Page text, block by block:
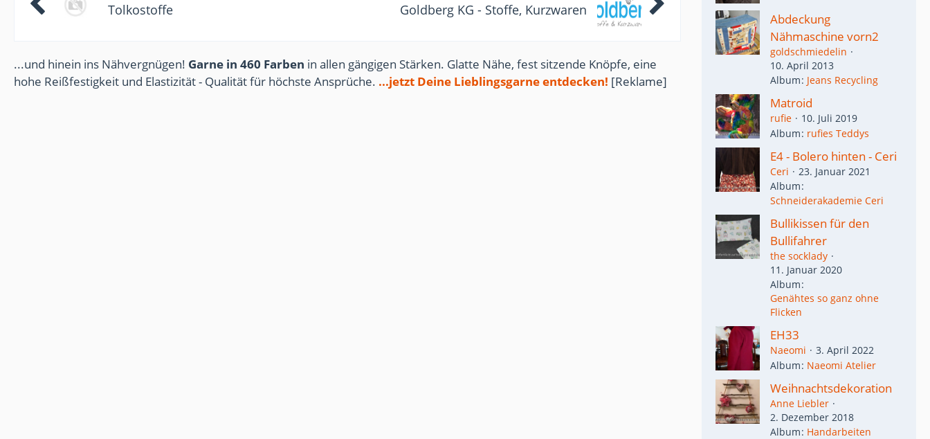
Tolkostoffe Goldberg KG - Stoffe, Kurzwaren
...und hinein ins Nähvergnügen! Garne in 460 Farben in allen gängigen Stärken. Glatte Nähe, fest sitzende Knöpfe, eine
hohe Reißfestigkeit und Elastizität - Qualität für höchste Ansprüche. ...jetzt Deine Lieblingsgarne entdecken! [Reklame]
Abdeckung
Nähmaschine vorn2
goldschmiedelin
10. April 2013
Album Jeans Recycling
Matroid
rufie
10. Juli 2019
Album rufies Teddys
E4 - Bolero hinten - Ceri
Ceri
23. Januar 2021
Album
Schneiderakademie Ceri
Bullikissen für den
Bullifahrer
the socklady
11. Januar 2020
Album
Genähtes so ganz ohne
Flicken
EH33
Naeomi
3. April 2022
Album Naeomi Atelier
Weihnachtsdekoration
Anne Liebler
2. Dezember 2018
Album Handarbeiten